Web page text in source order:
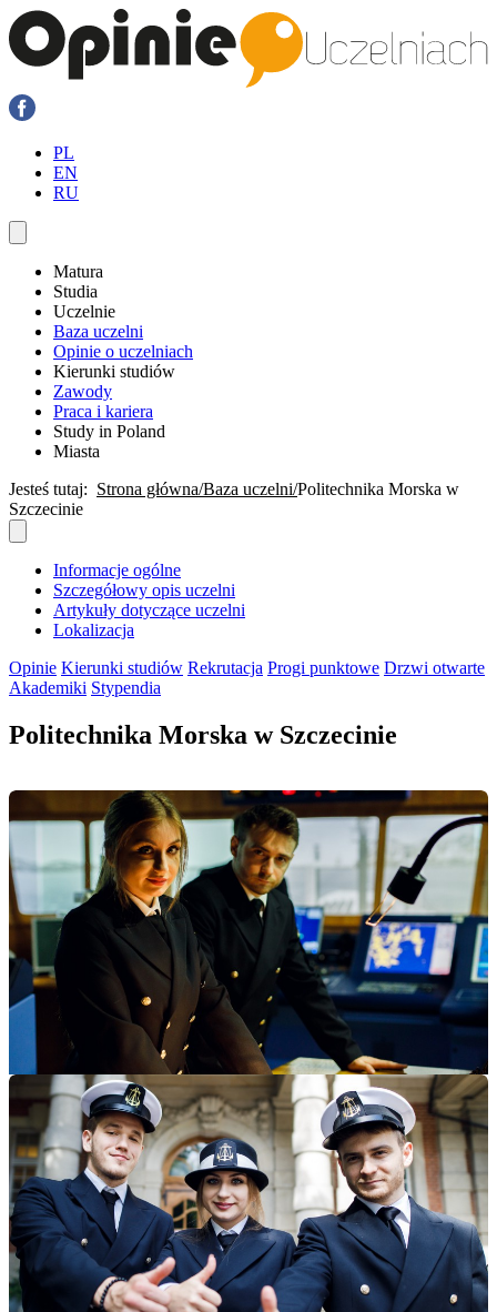
PL
EN
RU
Matura
Studia
Uczelnie
Baza uczelni
Opinie o uczelniach
Kierunki studiów
Zawody
Praca i kariera
Study in Poland
Miasta
Jesteś tutaj: Strona główna Baza uczelni Politechnika Morska w
Szczecinie
Informacje ogólne
Szczegółowy opis uczelni
Artykuły dotyczące uczelni
Lokalizacja
Opinie Kierunki studiów Rekrutacja Progi punktowe Drzwi otwarte
Akademiki Stypendia
Politechnika Morska w Szczecinie